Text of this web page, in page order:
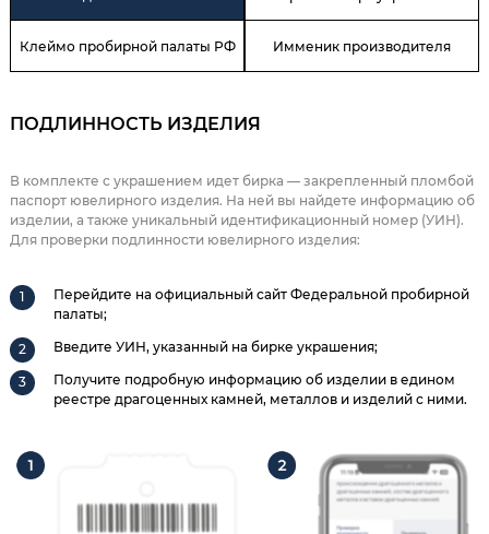
Клеймо пробирной палаты РФ Имменик производителя
ПОДЛИННОСТЬ ИЗДЕЛИЯ
В комплекте с украшением идет бирка — закрепленный пломбой
паспорт ювелирного изделия. На ней вы найдете информацию об
изделии, а также уникальный идентификационный номер (УИН).
Для проверки подлинности ювелирного изделия:
Перейдите на официальный сайт Федеральной пробирной
палаты;
Введите УИН, указанный на бирке украшения;
Получите подробную информацию об изделии в едином
реестре драгоценных камней, металлов и изделий с ними.